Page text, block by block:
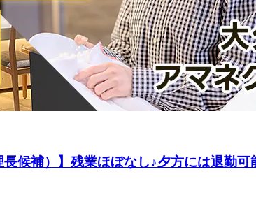
候補）】残業ほぼなし♪夕方には退勤